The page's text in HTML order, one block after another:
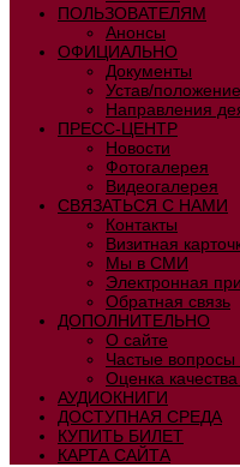
ПОЛЬЗОВАТЕЛЯМ
Анонсы
ОФИЦИАЛЬНО
Документы
Устав/положение
Направления
ПРЕСС-ЦЕНТР
Новости
Фотогалерея
Видеогалерея
СВЯЗАТЬСЯ С НАМИ
Контакты
Визитная
Мы в СМИ
Электронная
Обратная связь
ДОПОЛНИТЕЛЬНО
О сайте
Частые вопросы
Оценка качества
АУДИОКНИГИ
ДОСТУПНАЯ СРЕДА
КУПИТЬ БИЛЕТ
КАРТА САЙТА